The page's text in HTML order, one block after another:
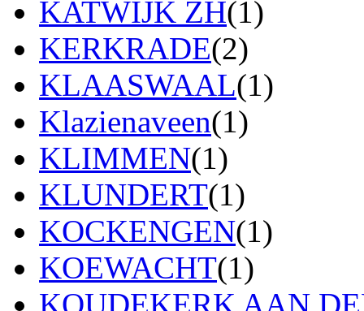
KATWIJK ZH(1)
KERKRADE(2)
KLAASWAAL(1)
Klazienaveen(1)
KLIMMEN(1)
KLUNDERT(1)
KOCKENGEN(1)
KOEWACHT(1)
KOUDEKERK AAN